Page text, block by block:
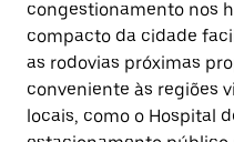
congestionamento nos
compacto da cidade
as rodovias próximas
conveniente às regiões
locais, como o Hospital